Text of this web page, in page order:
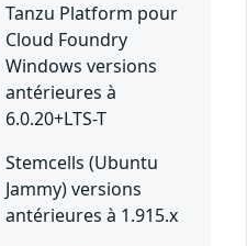
Tanzu Platform pour
Cloud Foundry
Windows versions
antérieures à
6.0.20+LTS-T
Stemcells (Ubuntu
Jammy) versions
antérieures à 1.915.x